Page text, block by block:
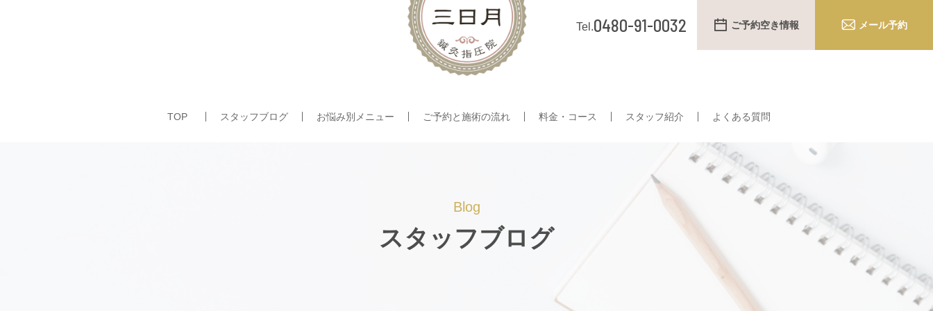
TOP スタッフブログ お悩み別メニュー ご予約と施術の流れ 料金・コース スタッフ紹介 よくある質問
0480-91-0032 ご予約空き情報 メール予約
Blog
スタッフブログ